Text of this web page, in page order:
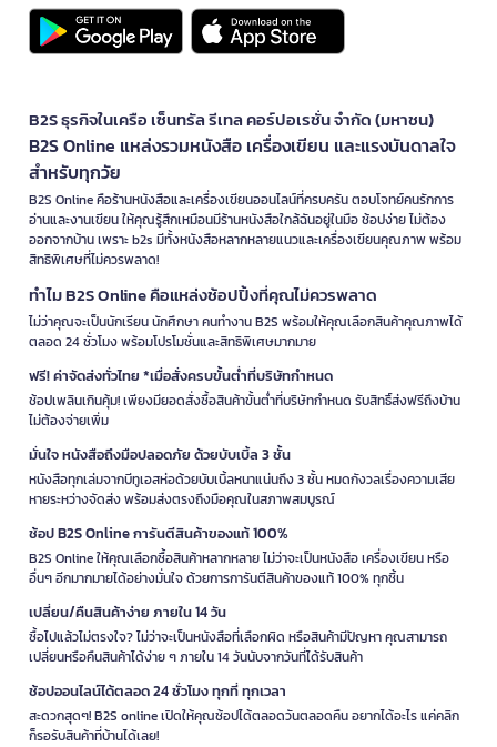
B2S ธุรกิจในเครือ เซ็นทรัล รีเทล คอร์ปอเรชั่น จำกัด (มหาชน)
B2S Online แหล่งรวมหนังสือ เครื่องเขียน และแรงบันดาลใจ
สำหรับทุกวัย
B2S Online คือร้านหนังสือและเครื่องเขียนออนไลน์ที่ครบครัน ตอบโจทย์คนรักการ
อ่านและงานเขียน ให้คุณรู้สึกเหมือนมีร้านหนังสือใกล้ฉันอยู่ในมือ ช้อปง่าย ไม่ต้อง
ออกจากบ้าน เพราะ b2s มีทั้งหนังสือหลากหลายแนวและเครื่องเขียนคุณภาพ พร้อม
สิทธิพิเศษที่ไม่ควรพลาด!
ทำไม B2S Online คือแหล่งช้อปปิ้งที่คุณไม่ควรพลาด
ไม่ว่าคุณจะเป็นนักเรียน นักศึกษา คนทำงาน B2S พร้อมให้คุณเลือกสินค้าคุณภาพได้
ตลอด 24 ชั่วโมง พร้อมโปรโมชั่นและสิทธิพิเศษมากมาย
ฟรี! ค่าจัดส่งทั่วไทย *เมื่อสั่งครบขั้นต่ำที่บริษัทกำหนด
ช้อปเพลินเกินคุ้ม! เพียงมียอดสั่งซื้อสินค้าขั้นต่ำที่บริษัทกำหนด รับสิทธิ์ส่งฟรีถึงบ้าน
ไม่ต้องจ่ายเพิ่ม
มั่นใจ หนังสือถึงมือปลอดภัย ด้วยบับเบิ้ล 3 ชั้น
หนังสือทุกเล่มจากบีทูเอสห่อด้วยบับเบิ้ลหนาแน่นถึง 3 ชั้น หมดกังวลเรื่องความเสีย
หายระหว่างจัดส่ง พร้อมส่งตรงถึงมือคุณในสภาพสมบูรณ์
ช้อป B2S Online การันตีสินค้าของแท้ 100%
B2S Online ให้คุณเลือกซื้อสินค้าหลากหลาย ไม่ว่าจะเป็นหนังสือ เครื่องเขียน หรือ
อื่นๆ อีกมากมายได้อย่างมั่นใจ ด้วยการการันตีสินค้าของแท้ 100% ทุกชิ้น
เปลี่ยน/คืนสินค้าง่าย ภายใน 14 วัน
ซื้อไปแล้วไม่ตรงใจ? ไม่ว่าจะเป็นหนังสือที่เลือกผิด หรือสินค้ามีปัญหา คุณสามารถ
เปลี่ยนหรือคืนสินค้าได้ง่าย ๆ ภายใน 14 วันนับจากวันที่ได้รับสินค้า
ช้อปออนไลน์ได้ตลอด 24 ชั่วโมง ทุกที่ ทุกเวลา
สะดวกสุดๆ! B2S online เปิดให้คุณช้อปได้ตลอดวันตลอดคืน อยากได้อะไร แค่คลิก
ก็รอรับสินค้าที่บ้านได้เลย!